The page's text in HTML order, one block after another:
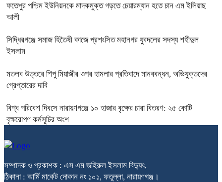
ফতেপুর পশ্চিম ইউনিয়নকে মাদকমুক্ত গড়তে চেয়ারম্যান হতে চান এম ইলিয়াছ
আলী
সিদ্ধিরগঞ্জে‌ সমাজ হিতৈষী কাজে প্রশংসিত মহানগর যুবদলের সদস্য শহীদুল
ইসলাম
মতলব উত্তরে শিপু মিয়াজীর ওপর হামলার প্রতিবাদে মানববন্ধন, অভিযুক্তদের
গ্রেপ্তারের দাবি
বিশ্ব পরিবেশ দিবসে নারায়ণগঞ্জে ১০ হাজার বৃক্ষের চারা বিতরণ: ২৫ কোটি
বৃক্ষরোপণ কর্মসূচির অংশ
সম্পাদক ও প্রকাশক : এস এম জহিরুল ইসলাম বিদ্যুৎ,
ঠিকানা : আর্মি মার্কেট দোকান নং ১০১, ফতুল্লা, নারায়ণগঞ্জ।